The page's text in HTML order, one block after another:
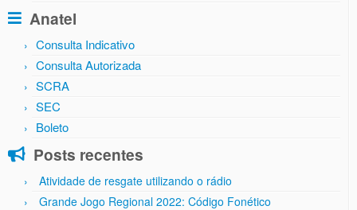
Anatel
Consulta Indicativo
Consulta Autorizada
SCRA
SEC
Boleto
Posts recentes
Atividade de resgate utilizando o rádio
Grande Jogo Regional 2022: Código Fonético